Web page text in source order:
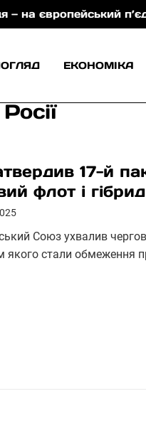
ЕКОНОМІКА
17-й
флот і
Союз ухвалив
якого стали обмеження